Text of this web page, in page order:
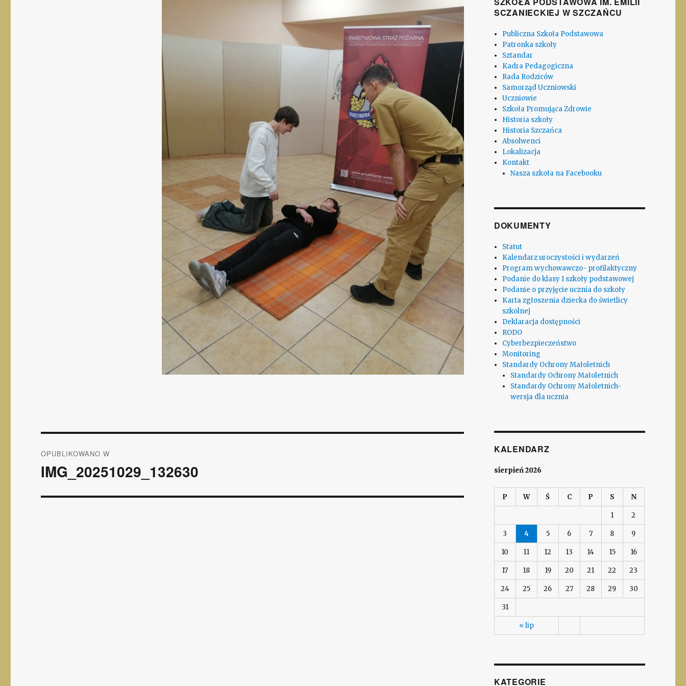
wpisu
OPUBLIKOWANO W
IMG_20251029_132630
SCZANIECKIEJ W SZCZAŃCU
Publiczna Szkoła Podstawowa
Patronka szkoły
Sztandar
Kadra Pedagogiczna
Rada Rodziców
Samorząd Uczniowski
Uczniowie
Szkoła Promująca Zdrowie
Historia szkoły
Historia Szczańca
Absolwenci
Lokalizacja
Kontakt
Nasza szkoła na Facebooku
DOKUMENTY
Statut
Kalendarz uroczystości i wydarzeń
Program wychowawczo- profilaktyczny
Podanie do klasy I szkoły podstawowej
Podanie o przyjęcie ucznia do szkoły
Karta zgłoszenia dziecka do świetlicy
szkolnej
Deklaracja dostępności
RODO
Cyberbezpieczeństwo
Monitoring
Standardy Ochrony Małoletnich
Standardy Ochrony Małoletnich
Standardy Ochrony Małoletnich-
wersja dla ucznia
KALENDARZ
sierpień 2026
P W Ś C P S N
« lip
1 2
3 4 5 6 7 8 9
10 11 12 13 14 15 16
17 18 19 20 21 22 23
24 25 26 27 28 29 30
31
KATEGORIE